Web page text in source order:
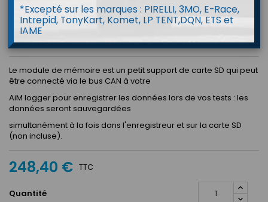
MODULE MEMOIRE SD CARTE
Le module de mémoire est un petit support de carte SD qui peut
être connecté via le bus CAN à votre
AiM logger pour enregistrer les données lors de vos tests : les
données seront sauvegardées
simultanément à la fois dans l'enregistreur et sur la carte SD
(non incluse).
248,40 € TTC
Quantité
*Excepté sur les marques : PIRELLI, 3MO, E-Race,
Intrepid, TonyKart, Komet, LP TENT,DQN, ETS et
IAME